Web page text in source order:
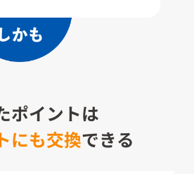
ポイントは
にも交換できる